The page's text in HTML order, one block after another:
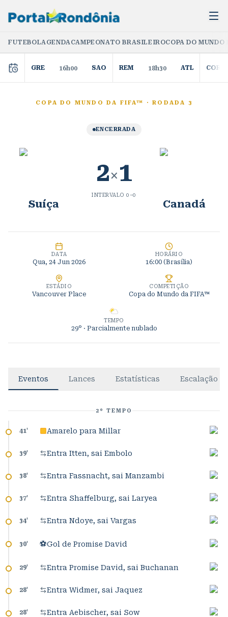
FUTEBOLAGENDACAMPEONATO BRASILEIROCOPA DO
GRE 16h00 SAO REM 18h30 ATL COR
COPA DO MUNDO DA FIFA™ ·RODADA 3
ENCERRADA
Suíça
2×1
INTERVALO0 –0
Canadá
DATA
Qua, 24 Jun 2026
HORÁRIO
16:00 (Brasília)
ESTÁDIO
Vancouver Place
COMPETIÇÃO
Copa do Mundo da FIFA™
TEMPO
29° · Parcialmente nublado
Eventos Lances Estatísticas Escalação
2º TEMPO
41' Amarelo para Millar
39' Entra Itten, sai Embolo
38' Entra Fassnacht, sai Manzambi
37' Entra Shaffelburg, sai Laryea
34' Entra Ndoye, sai Vargas
30' ⚽Gol de Promise David
29' Entra Promise David, sai Buchanan
28' Entra Widmer, sai Jaquez
28' Entra Aebischer, sai Sow